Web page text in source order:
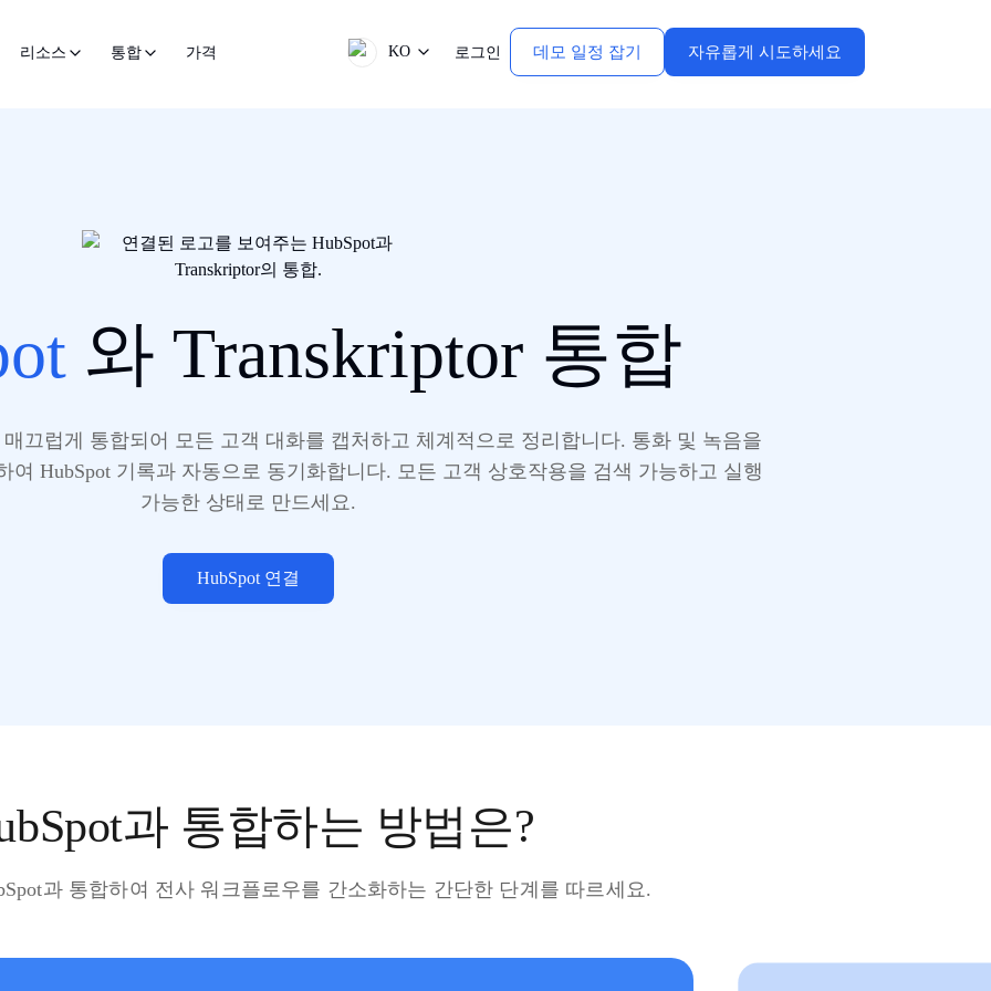
리소스 통합 가격 KO 로그인 데모 일정 잡기 자유롭게 시도하세요
와 Transkriptor 통합
매끄럽게 통합되어 모든 고객 대화를 캡처하고 체계적으로 정리합니다. 통화 및 녹음을
여 HubSpot 기록과 자동으로 동기화합니다. 모든 고객 상호작용을 검색 가능하고 실행
가능한 상태로 만드세요.
HubSpot 연결
과 통합하는 방법은?
과 통합하여 전사 워크플로우를 간소화하는 간단한 단계를 따르세요.